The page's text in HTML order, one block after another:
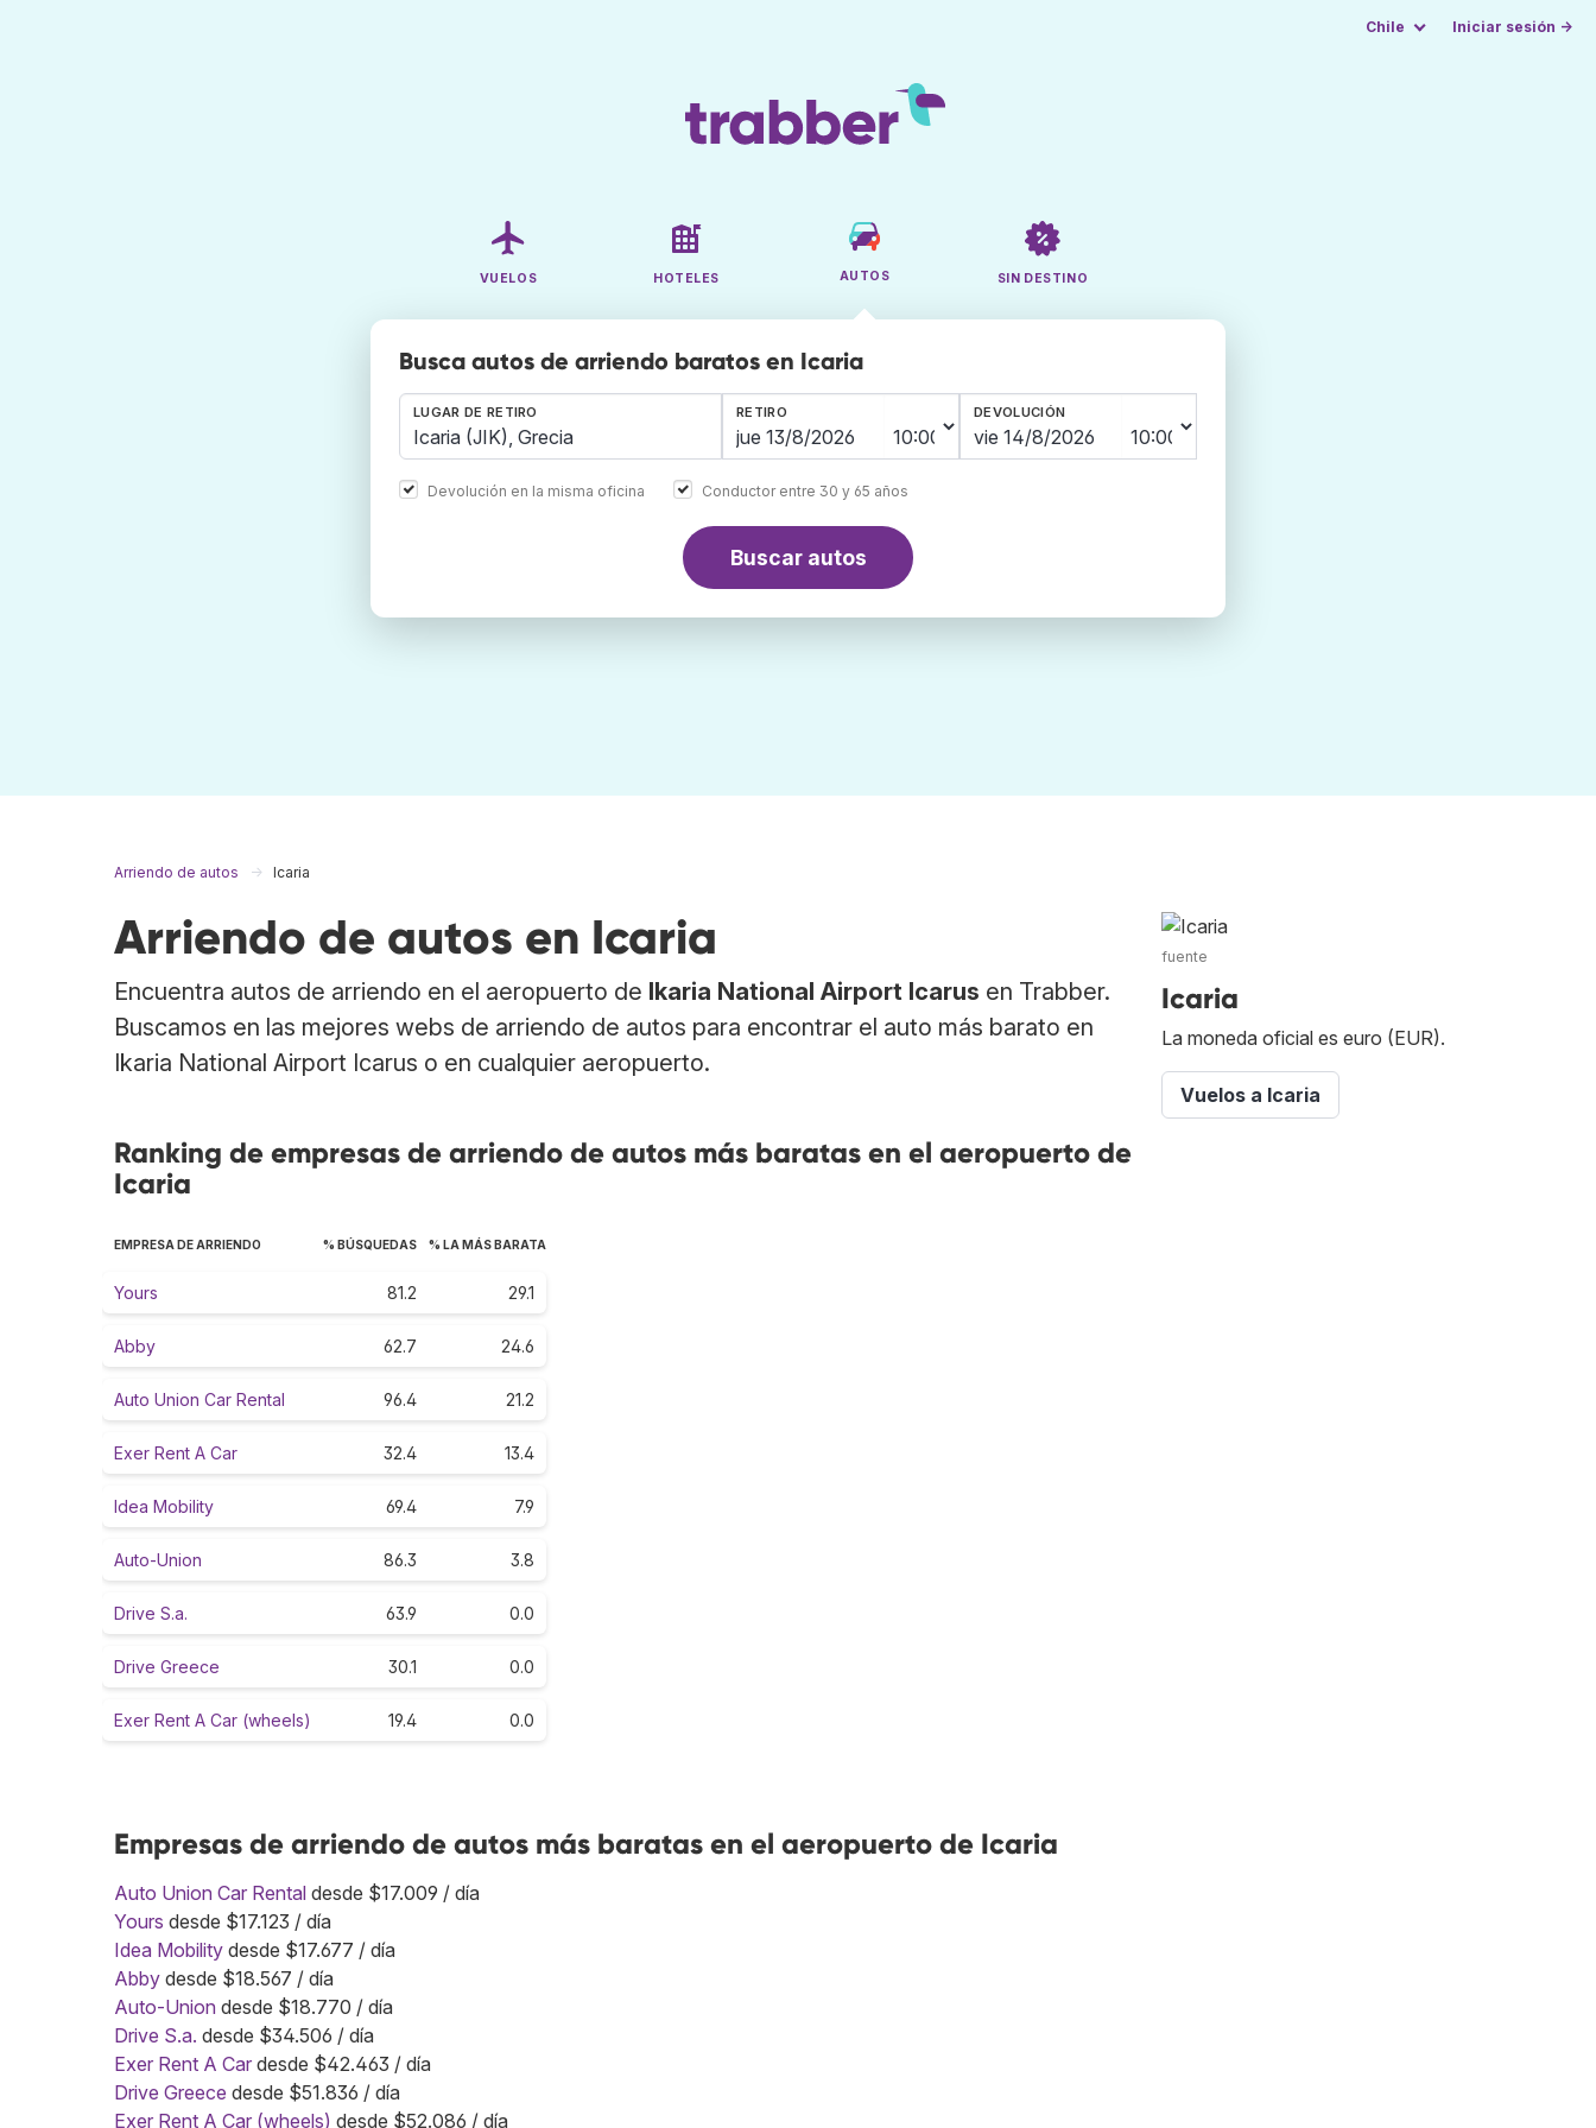
Chile Iniciar sesión →
VUELOS HOTELES AUTOS SIN DESTINO
Busca autos de arriendo baratos en Icaria
LUGAR DE RETIRO RETIRO DEVOLUCIÓN
Devolución en la misma oficina Conductor entre 30 y 65 años
Buscar autos
Arriendo de autos Icaria
Arriendo de autos en Icaria
Encuentra autos de arriendo en el aeropuerto de Ikaria National Airport Icarus en Trabber.
Buscamos en las mejores webs de arriendo de autos para encontrar el auto más barato en
Ikaria National Airport Icarus o en cualquier aeropuerto.
Ranking de empresas de arriendo de autos más baratas en el aeropuerto de
Icaria
EMPRESA DE ARRIENDO % BÚSQUEDAS % LA MÁS BARATA
Yours 81.2 29.1
Abby 62.7 24.6
Auto Union Car Rental 96.4 21.2
Exer Rent A Car 32.4 13.4
Idea Mobility 69.4 7.9
Auto-Union 86.3 3.8
Drive S.a. 63.9 0.0
Drive Greece 30.1 0.0
Exer Rent A Car (wheels) 19.4 0.0
Empresas de arriendo de autos más baratas en el aeropuerto de Icaria
Auto Union Car Rental desde $17.009 / día
Yours desde $17.123 / día
Idea Mobility desde $17.677 / día
Abby desde $18.567 / día
Auto-Union desde $18.770 / día
Drive S.a. desde $34.506 / día
Exer Rent A Car desde $42.463 / día
Drive Greece desde $51.836 / día
Exer Rent A Car (wheels) desde $52.086 / día
fuente
Icaria
La moneda oficial es euro (EUR).
Vuelos a Icaria